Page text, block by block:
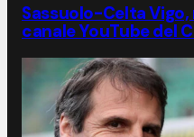
Sassuolo-Celta
canale YouTube del